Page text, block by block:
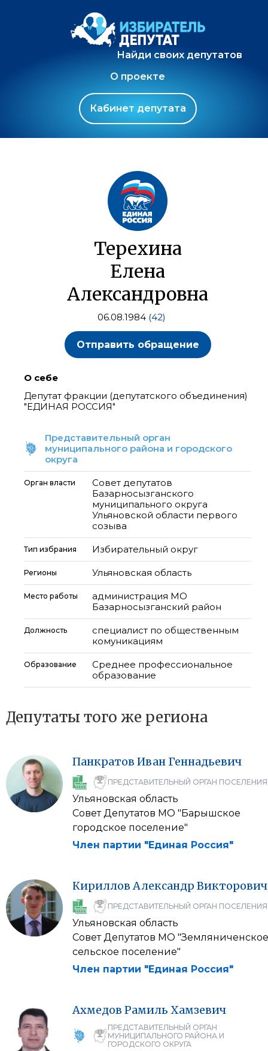
Найди своих депутатов
О проекте
Кабинет депутата
Терехина
Елена
Александровна
06.08.1984 (42)
Отправить обращение
О себе
Депутат фракции (депутатского объединения)
"ЕДИНАЯ РОССИЯ"
Представительный орган
муниципального района и городского
округа
Орган власти
Совет депутатов
Базарносызганского
муниципального округа
Ульяновской области первого
созыва
Тип избрания Избирательный округ
Регионы Ульяновская область
Место работы
администрация МО
Базарносызганский район
Должность
специалист по общественным
комуникациям
Образование
Среднее профессиональное
образование
Депутаты того же региона
Панкратов Иван Геннадьевич
ПРЕДСТАВИТЕЛЬНЫЙ ОРГАН ПОСЕЛЕНИЯ
Ульяновская область
Совет Депутатов МО "Барышское
городское поселение"
Член партии "Единая Россия"
Кириллов Александр Викторович
ПРЕДСТАВИТЕЛЬНЫЙ ОРГАН ПОСЕЛЕНИЯ
Ульяновская область
Совет Депутатов МО "Земляниченское
сельское поселение"
Член партии "Единая Россия"
Ахмедов Рамиль Хамзевич
ПРЕДСТАВИТЕЛЬНЫЙ ОРГАН
МУНИЦИПАЛЬНОГО РАЙОНА И
ГОРОДСКОГО ОКРУГА